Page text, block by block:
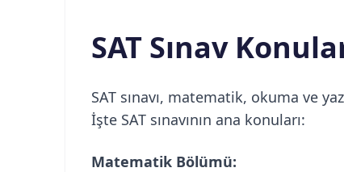
SAT Sınav
SAT sınavı, matematik, okuma ve
İşte SAT sınavının ana konuları:
Matematik Bölümü: